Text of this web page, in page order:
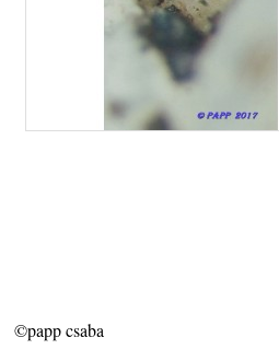
©papp csaba